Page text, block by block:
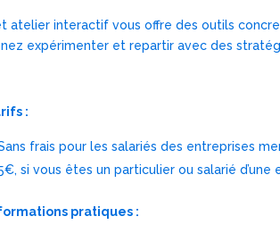
atelier interactif vous offre des outils
expérimenter et repartir avec des
:
frais pour les salariés des entreprises
si vous êtes un particulier ou salarié
pratiques :